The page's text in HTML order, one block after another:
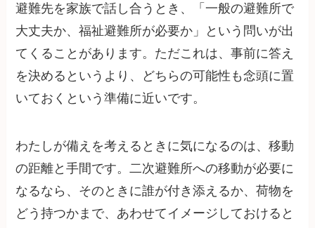
避難先を家族で話し合うとき、「一般の避難所で
大丈夫か、福祉避難所が必要か」という問いが出
てくることがあります。ただこれは、事前に答え
を決めるというより、どちらの可能性も念頭に置
いておくという準備に近いです。
わたしが備えを考えるときに気になるのは、移動
の距離と手間です。二次避難所への移動が必要に
なるなら、そのときに誰が付き添えるか、荷物を
どう持つかまで、あわせてイメージしておけると